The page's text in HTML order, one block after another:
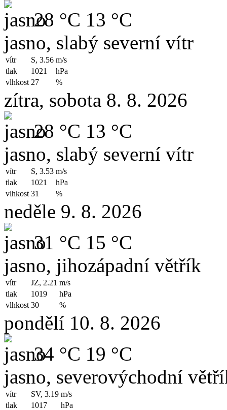
28 °C 13 °C
jasno, slabý severní vítr
vítr S, 3.56 m/s
tlak
1021
hPa
vlhkost 27 %
zítra, sobota 8. 8. 2026
28 °C 13 °C
jasno, slabý severní vítr
vítr S, 3.53 m/s
tlak
1021
hPa
vlhkost 31 %
neděle 9. 8. 2026
31 °C 15 °C
jasno, jihozápadní větřík
vítr JZ, 2.21 m/s
tlak
1019
hPa
vlhkost 30 %
pondělí 10. 8. 2026
34 °C 19 °C
jasno, severovýchodní
vítr SV, 3.19 m/s
tlak
1017
hPa